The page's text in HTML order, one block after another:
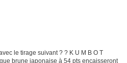
le tirage suivant ? ? K U M B O T
brune japonaise à 54 pts encaisseront